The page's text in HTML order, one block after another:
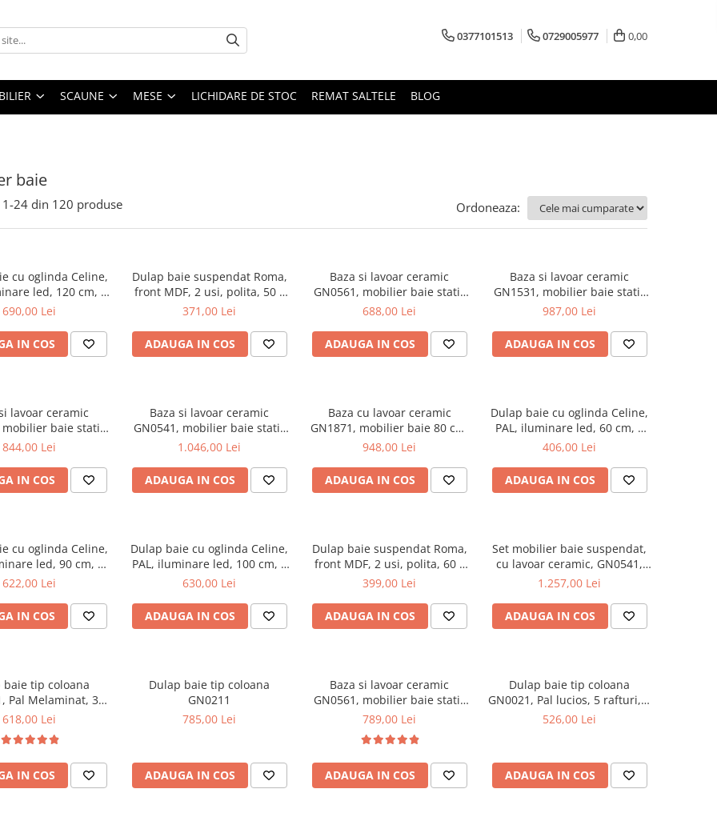
0377101513 0729005977 0,00
SCAUNE MESE LICHIDARE DE STOC REMAT SALTELE BLOG
baie
1-24 din 120 produse Ordoneaza:
cu oglinda Celine,
led, 120 cm, 3
soft close, alb
690,00 Lei
IN COS
Dulap baie suspendat Roma,
front MDF, 2 usi, polita, 50 x
68 cm, alb
371,00 Lei
ADAUGA IN COS
Baza si lavoar ceramic
GN0561, mobilier baie stativ
50 cm, front MDF, 2 usi, 2
reglabile, alb/antracit
688,00 Lei
ADAUGA IN COS
Baza si lavoar ceramic
GN1531, mobilier baie stativ
80 cm, front MDF, 3 usi, 2
picioare cromate reglabile, alb
987,00 Lei
ADAUGA IN COS
lavoar ceramic
mobilier baie stativ
MDF, 2 usi, 2
reglabile, alb
844,00 Lei
IN COS
Baza si lavoar ceramic
GN0541, mobilier baie stativ
60 cm, front MDF, 2 sertare,
1.046,00 Lei
ADAUGA IN COS
Baza cu lavoar ceramic
GN1871, mobilier baie 80 cm,
front MDF, 1 sertar, 1 usa,
cromate reglabile, alb
948,00 Lei
ADAUGA IN COS
Dulap baie cu oglinda Celine,
PAL, iluminare led, 60 cm, 2
usi, 3 rafturi, soft close, alb
406,00 Lei
ADAUGA IN COS
cu oglinda Celine,
led, 90 cm, 3
soft close, alb
622,00 Lei
IN COS
Dulap baie cu oglinda Celine,
PAL, iluminare led, 100 cm, 3
usi, 3 rafturi, soft close, alb
630,00 Lei
ADAUGA IN COS
Dulap baie suspendat Roma,
front MDF, 2 usi, polita, 60 x
68 cm, alb
399,00 Lei
ADAUGA IN COS
Set mobilier baie suspendat,
cu lavoar ceramic, GN0541,
front MDF, 60 cm, 2 sertare,
dulap GN0201,
dreptunghiulara, PAL,
1.257,00 Lei
ADAUGA IN COS
baie tip coloana
Pal Melaminat, 3
cos rufe, alb
618,00 Lei
IN COS
Dulap baie tip coloana
GN0211
785,00 Lei
ADAUGA IN COS
Baza si lavoar ceramic
GN0561, mobilier baie stativ
70 cm, front MDF, 2 usi,
alb/antracit
789,00 Lei
ADAUGA IN COS
Dulap baie tip coloana
GN0021, Pal lucios, 5 rafturi, 4
usi, picioare reglabile,
526,00 Lei
ADAUGA IN COS